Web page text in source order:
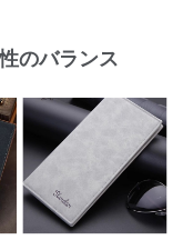
のバランス